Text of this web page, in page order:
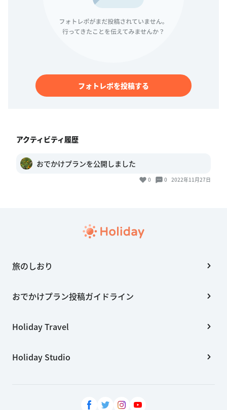
フォトレポを投稿する
アクティビティ履歴
おでかけプランを公開しました
0 0 2022年11月27日
旅のしおり
おでかけプラン投稿ガイドライン
Holiday Travel
Holiday Studio